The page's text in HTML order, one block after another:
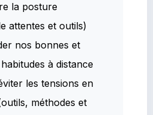
la posture
attentes et outils)
nos bonnes et
à distance
les tensions en
méthodes et